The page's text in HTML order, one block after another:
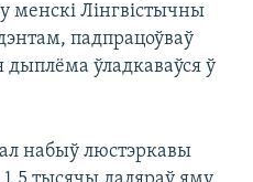
менскі Лінгвістычны
падпрацоўваў
ўладкаваўся ў
набыў люстэркавы